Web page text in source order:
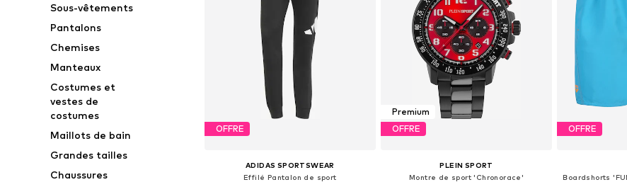
Sous-vêtements
Pantalons
Chemises
Manteaux
Costumes et
vestes de
costumes
Maillots de bain
Grandes tailles
Chaussures
OFFRE
ADIDAS SPORTSWEAR
Effilé Pantalon de sport
Premium
OFFRE
PLEIN SPORT
Montre de sport 'Chronorace'
OFFRE